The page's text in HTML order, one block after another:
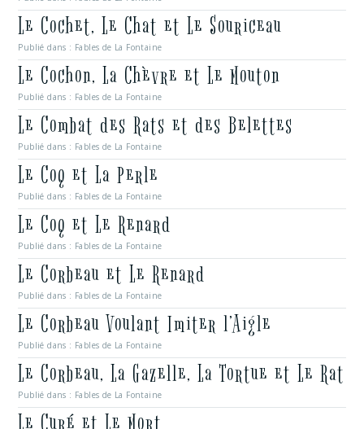
Le Cochet, Le Chat et Le Souriceau
Publié dans : Fables de La Fontaine
Le Cochon, La Chèvre et Le Mouton
Publié dans : Fables de La Fontaine
Le Combat des Rats et des Belettes
Publié dans : Fables de La Fontaine
Le Coq et La Perle
Publié dans : Fables de La Fontaine
Le Coq et Le Renard
Publié dans : Fables de La Fontaine
Le Corbeau et Le Renard
Publié dans : Fables de La Fontaine
Le Corbeau Voulant Imiter l’Aigle
Publié dans : Fables de La Fontaine
Le Corbeau, La Gazelle, La Tortue et Le Rat
Publié dans : Fables de La Fontaine